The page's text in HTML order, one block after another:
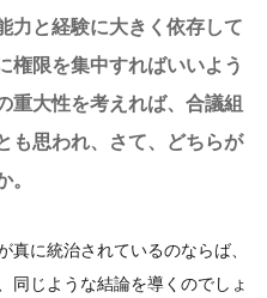
力と経験に大きく依存して
権限を集中すればいいよう
重大性を考えれば、合議組
も思われ、さて、どちらが
。
に統治されているのならば、
同じような結論を導くのでしょ